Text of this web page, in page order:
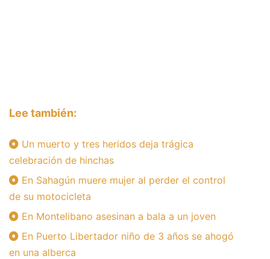
Lee también:
Un muerto y tres heridos deja trágica
celebración de hinchas
En Sahagún muere mujer al perder el control
de su motocicleta
En Montelibano asesinan a bala a un joven
En Puerto Libertador niño de 3 años se ahogó
en una alberca